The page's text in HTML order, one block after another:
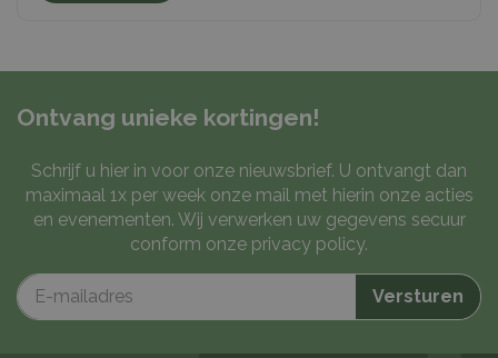
Ontvang unieke kortingen!
Schrijf u hier in voor onze nieuwsbrief. U ontvangt dan
maximaal 1x per week onze mail met hierin onze acties
en evenementen. Wij verwerken uw gegevens secuur
conform onze privacy policy.